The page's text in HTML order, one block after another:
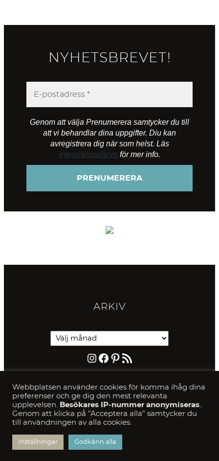
NYHETSBREVET!
Genom att välja Prenumerera samtycker du till
att vi behandlar dina uppgifter. Diu kan
avregistrera dig när som helst. Läs
integritetspolicyn för mer info.
ARKIV
Instagram Facebook Pinterest RSS-flöde
SÖK
S
a
Webbplatsen använder cookies för komma ihåg dina
preferenser och ge dig den mest relevanta
upplevelsen. Besökares IP-nummer anonymiseras..
Genom att klicka på "Acceptera alla" samtycker du
till användningen av alla cookies.
Inställningar Godkänn alla